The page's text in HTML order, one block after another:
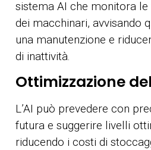
sistema AI che monitora le
dei macchinari, avvisando
una manutenzione e
di inattività.
Ottimizzazione
L’AI può prevedere con
futura e suggerire livelli
riducendo i costi di